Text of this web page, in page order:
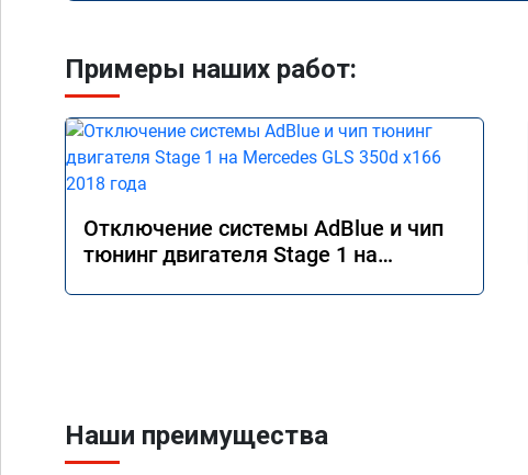
Примеры наших работ:
Отключение системы AdBlue и чип
тюнинг двигателя Stage 1 на
Наши преимущества